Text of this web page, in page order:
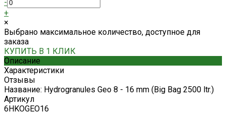
-
+
×
Выбрано максимальное количество, доступное для
заказа
КУПИТЬ В 1 КЛИК
Описание
Характеристики
Отзывы
Название: Hydrogranules Geo 8 - 16 mm (Big Bag 2500 ltr.)
Артикул
6HKOGEO16